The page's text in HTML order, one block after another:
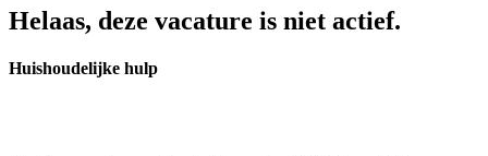
Helaas, deze vacature is niet actief.
Huishoudelijke hulp